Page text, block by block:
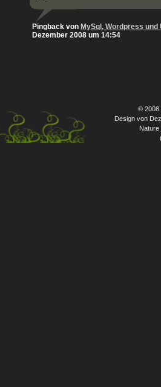
Pingback von MySql, Wordpress und
Dezember 2008 um 14:54
© 2008
Design von
Nature